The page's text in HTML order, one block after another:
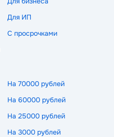
Для ИП
С просрочками
На 70000 рублей
На 60000 рублей
На 25000 рублей
На 3000 рублей